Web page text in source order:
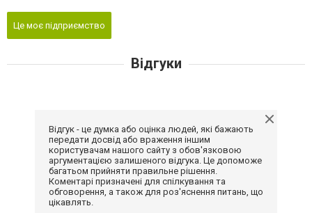
Це моє підприємство
Відгуки
Відгук - це думка або оцінка людей, які бажають
передати досвід або враження іншим
користувачам нашого сайту з обов'язковою
аргументацією залишеного відгука. Це допоможе
багатьом прийняти правильне рішення.
Коментарі призначені для спілкування та
обговорення, а також для роз'яснення питань, що
цікавлять.